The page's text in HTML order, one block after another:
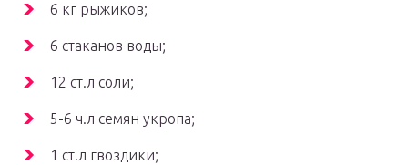
6 кг рыжиков;
6 стаканов воды;
12 ст.л соли;
5-6 ч.л семян укропа;
1 ст.л гвоздики;